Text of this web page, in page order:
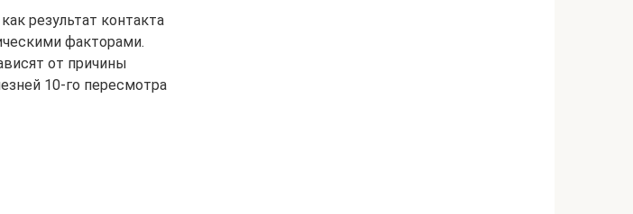
результат контакта
факторами.
от причины
10-го пересмотра